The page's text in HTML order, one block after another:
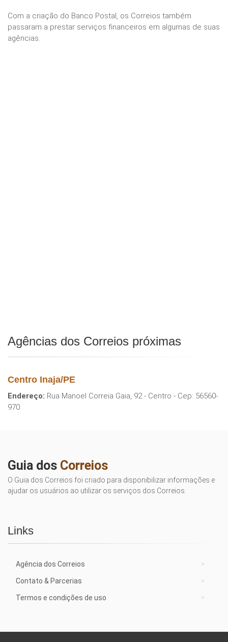
Com a criação do Banco Postal, os Correios também
passaram a prestar serviços financeiros em algumas de suas
agências.
Agências dos Correios próximas
Centro Inaja/PE
Endereço: Rua Manoel Correia Gaia, 92 - Centro - Cep: 56560-
970
Guia dos Correios
O Guia dos Correios foi criado para disponibilizar informações e
ajudar os usuários ao utilizar os serviços dos Correios.
Links
Agência dos Correios
Contato & Parcerias
Termos e condições de uso